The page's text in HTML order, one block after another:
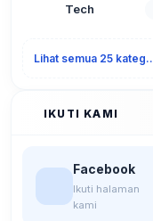
Tech
Lihat
IKUTI KAMI
Facebook
Ikuti halaman
kami